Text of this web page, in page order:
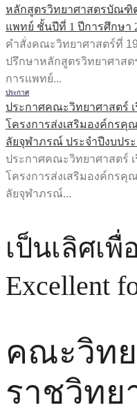
หลักสูตรวิทยาศาสตรบัณฑิ
แพทย์ ชั้นปีที่ 1 ปีการศึกษา
คำสั่งคณะวิทยาศาสตร์ที่
ปรึกษาหลักสูตรวิทยาศาส
การแพทย์...
ประกาศ
ประกาศคณะวิทยาศาสตร์ เ
โครงการส่งเสริมองค์กร
ลัยจุฬาภรณ์ ประจำปีงบปร
ประกาศคณะวิทยาศาสตร์
โครงการส่งเสริมองค์กร
ลัยจุฬาภรณ์...
เป็นเลิศเ
Excellent
คณะวิท
ราชวิทย